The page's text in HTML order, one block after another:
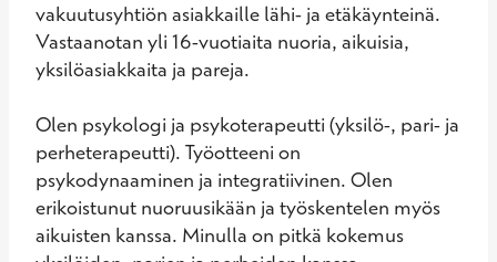
vakuutusyhtiön asiakkaille lähi- ja etäkäynteinä.
Vastaanotan yli 16-vuotiaita nuoria, aikuisia,
yksilöasiakkaita ja pareja.
Olen psykologi ja psykoterapeutti (yksilö-, pari- ja
perheterapeutti). Työotteeni on
psykodynaaminen ja integratiivinen. Olen
erikoistunut nuoruusikään ja työskentelen myös
aikuisten kanssa. Minulla on pitkä kokemus